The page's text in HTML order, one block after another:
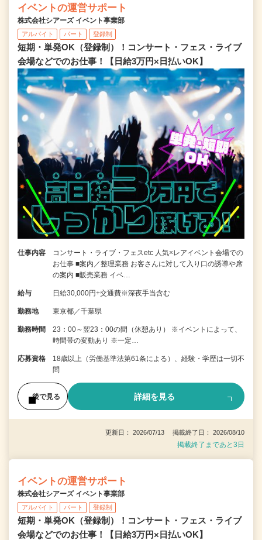
イベントの運営サポート
株式会社シアーズ イベント事業部
アルバイト パート 登録制
短期・単発OK（登録制）！コンサート・フェス・ライブ
会場などでのお仕事！【日給3万円×日払いOK】
仕事内容
コンサート・ライブ・フェスetc 人気×レアイベント会場での
お仕事 ■案内／整理業務 お客さんに対して入り口の誘導や席
の案内 ■販売業務 イベ…
給与 日給30,000円+交通費※深夜手当含む
勤務地 東京都／千葉県
勤務時間
23：00～翌23：00の間（休憩あり） ※イベントによって、
時間帯の変動あり ※一定…
応募資格
18歳以上（労働基準法第61条による）、経験・学歴は一切不
問
後で見る 詳細を見る
更新日： 2026/07/13 掲載終了日： 2026/08/10
掲載終了まであと3日
イベントの運営サポート
株式会社シアーズ イベント事業部
アルバイト パート 登録制
短期・単発OK（登録制）！コンサート・フェス・ライブ
会場などでのお仕事！【日給3万円×日払いOK】